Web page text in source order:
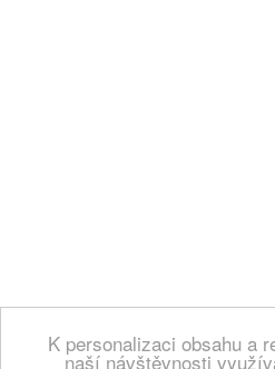
K personalizaci obsahu a
naší návštěvnosti